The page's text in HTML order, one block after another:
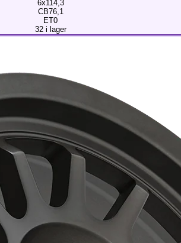
6x114,3
CB76,1
ET0
32 i lager